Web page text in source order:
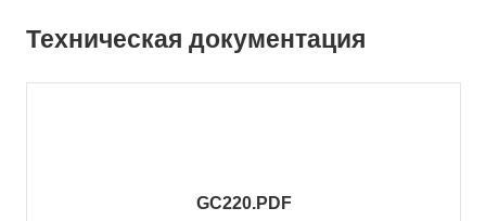
Техническая документация
GC220.PDF